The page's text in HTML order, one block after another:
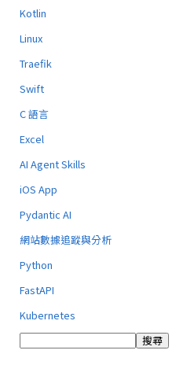
Kotlin
Linux
Traefik
Swift
C 語言
Excel
AI Agent Skills
iOS App
Pydantic AI
網站數據追蹤與分析
Python
FastAPI
Kubernetes